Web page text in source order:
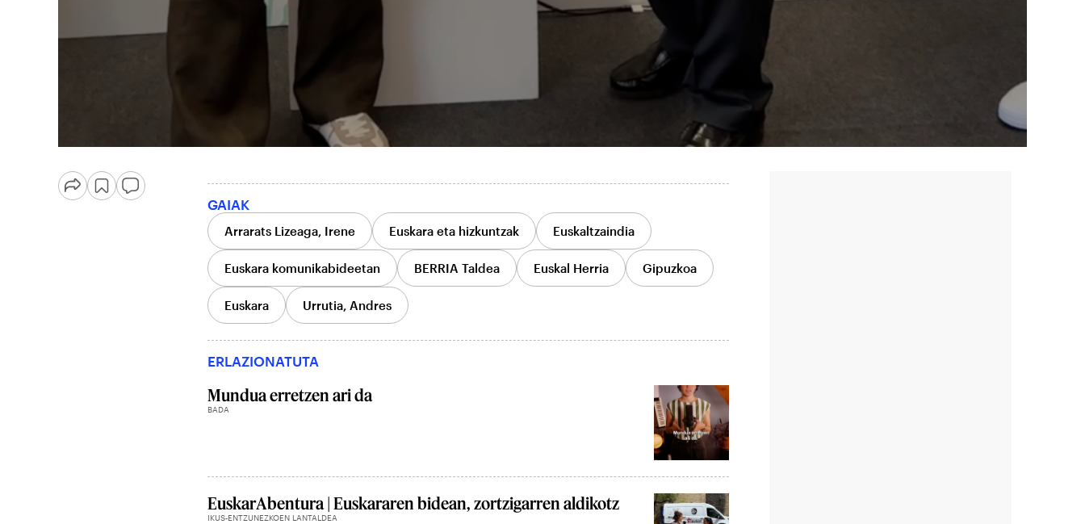
GAIAK
Arrarats Lizeaga, Irene Euskara eta hizkuntzak Euskaltzaindia
Euskara komunikabideetan BERRIA Taldea Euskal Herria Gipuzkoa
Euskara Urrutia, Andres
ERLAZIONATUTA
Mundua erretzen ari da
BADA
EuskarAbentura | Euskararen bidean, zortzigarren aldikotz
IKUS-ENTZUNEZKOEN LANTALDEA